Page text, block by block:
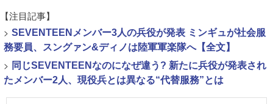
【注目記事】
> SEVENTEENメンバー3人の兵役が発表 ミンギュが社会服
務要員、スングァン&ディノは陸軍軍楽隊へ【全文】
> 同じSEVENTEENなのになぜ違う? 新たに兵役が発表され
たメンバー2人、現役兵とは異なる“代替服務”とは